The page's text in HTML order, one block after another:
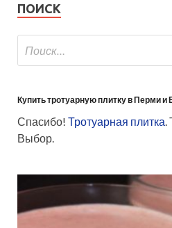
ПОИСК
Купить тротуарную плитку в Перми и
Спасибо! Тротуарная плитка.
Выбор.